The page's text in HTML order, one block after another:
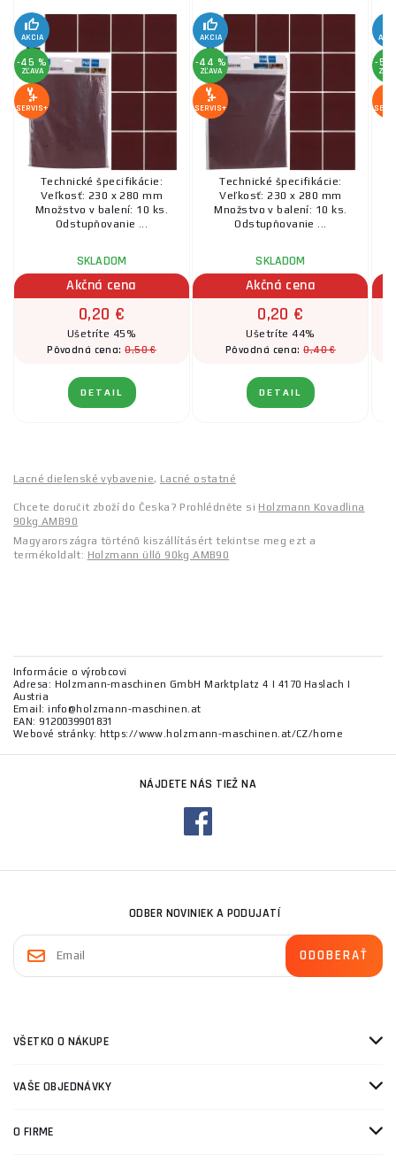
AKCIA
-45 %
ZĽAVA
SERVIS+
Technické špecifikácie:
Veľkosť: 230 x 280 mm
Množstvo v balení: 10 ks.
Odstupňovanie ...
SKLADOM
Akčná cena
0,20 €
Ušetríte 45%
Pôvodná cena:0,50 €
DETAIL
AKCIA
-44 %
ZĽAVA
SERVIS+
Technické špecifikácie:
Veľkosť: 230 x 280 mm
Množstvo v balení: 10 ks.
Odstupňovanie ...
SKLADOM
Akčná cena
0,20 €
Ušetríte 44%
Pôvodná cena:0,40 €
DETAIL
-50
Lacné dielenské vybavenie, Lacné ostatné
Chcete doručit zboží do Česka? Prohlédněte si Holzmann Kovadlina
90kg AMB90
Magyarországra történő kiszállításért tekintse meg ezt a
termékoldalt: Holzmann üllő 90kg AMB90
Informácie o výrobcovi
Adresa: Holzmann-maschinen GmbH Marktplatz 4 | 4170 Haslach |
Austria
Email: info@holzmann-maschinen.at
EAN: 9120039901831
Webové stránky: https://www.holzmann-maschinen.at/CZ/home
NÁJDETE NÁS TIEŽ NA
ODBER NOVINIEK A PODUJATÍ
VŠETKO O NÁKUPE
VAŠE OBJEDNÁVKY
O FIRME